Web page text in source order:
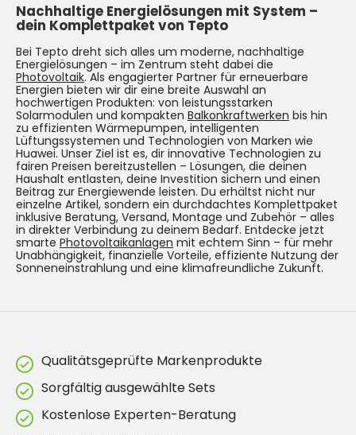
Nachhaltige Energielösungen mit System –
dein Komplettpaket von Tepto
Bei Tepto dreht sich alles um moderne, nachhaltige
Energielösungen – im Zentrum steht dabei die
Photovoltaik. Als engagierter Partner für erneuerbare
Energien bieten wir dir eine breite Auswahl an
hochwertigen Produkten: von leistungsstarken
Solarmodulen und kompakten Balkonkraftwerken bis hin
zu effizienten Wärmepumpen, intelligenten
Lüftungssystemen und Technologien von Marken wie
Huawei. Unser Ziel ist es, dir innovative Technologien zu
fairen Preisen bereitzustellen – Lösungen, die deinen
Haushalt entlasten, deine Investition sichern und einen
Beitrag zur Energiewende leisten. Du erhältst nicht nur
einzelne Artikel, sondern ein durchdachtes Komplettpaket
inklusive Beratung, Versand, Montage und Zubehör – alles
in direkter Verbindung zu deinem Bedarf. Entdecke jetzt
smarte Photovoltaikanlagen mit echtem Sinn – für mehr
Unabhängigkeit, finanzielle Vorteile, effiziente Nutzung der
Sonneneinstrahlung und eine klimafreundliche Zukunft.
Qualitätsgeprüfte Markenprodukte
Sorgfältig ausgewählte Sets
Kostenlose Experten-Beratung